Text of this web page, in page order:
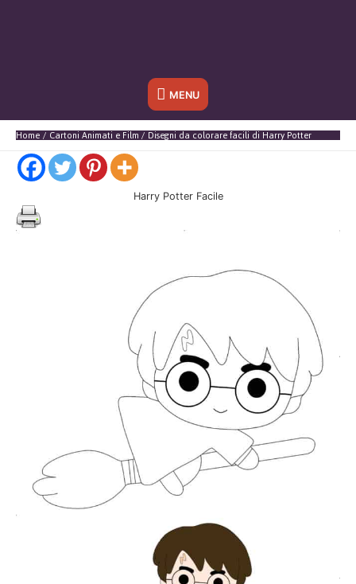
Sotto
l'header
MENU
Home Cartoni Animati e Film Disegni da colorare facili di Harry Potter
Harry Potter Facile